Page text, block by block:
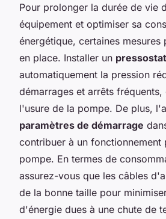
Pour prolonger la durée de vie
équipement et optimiser sa
énergétique, certaines mesures
en place. Installer un pressostat
automatiquement la pression
démarrages et arrêts fréquents,
l'usure de la pompe. De plus,
paramètres de démarrage
contribuer à un fonctionnement
pompe. En termes de
assurez-vous que les câbles
de la bonne taille pour
d'énergie dues à une chute de